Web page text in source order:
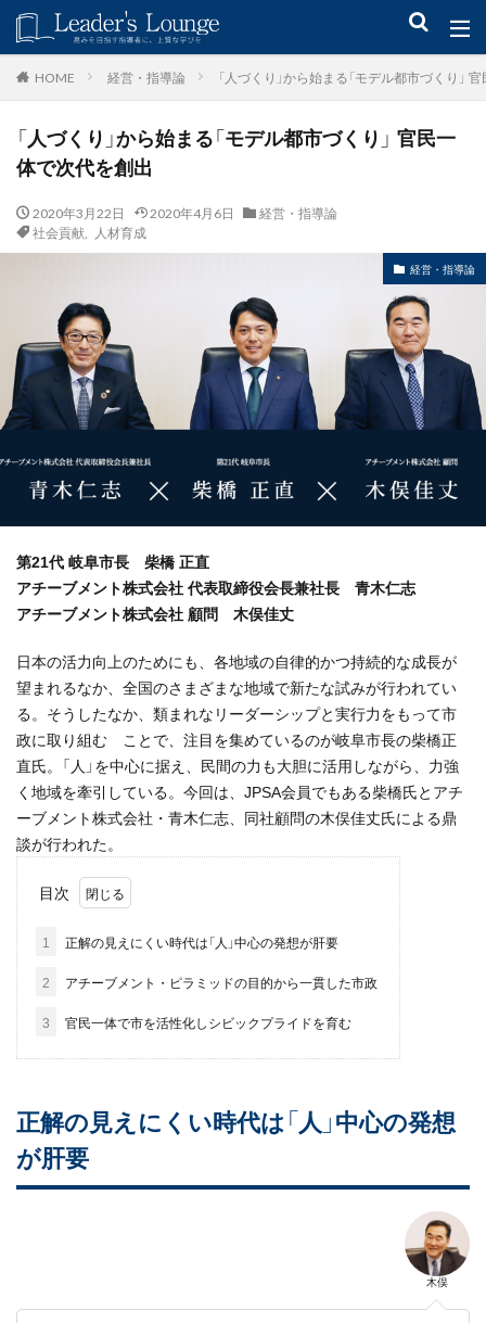
HOME 経営・指導論 「人づくり」から始まる「モデル都市づくり」
「人づくり」から始まる「モデル都市づくり」 官民一
体で次代を創出
2020年3月22日 2020年4月6日
経営・指導論
社会貢献, 人材育成
経営・指導論
第21代 岐阜市長 柴橋 正直
アチーブメント株式会社 代表取締役会長兼社長 青木仁志
アチーブメント株式会社 顧問 木俣佳丈
日本の活力向上のためにも、各地域の自律的かつ持続的な成長が
望まれるなか、全国のさまざまな地域で新たな試みが行われてい
る。そうしたなか、類まれなリーダーシップと実行力をもって市
政に取り組む ことで、注目を集めているのが岐阜市長の柴橋正
直氏。「人」を中心に据え、民間の力も大胆に活用しながら、力強
く地域を牽引している。今回は、JPSA会員でもある柴橋氏とアチ
ーブメント株式会社・青木仁志、同社顧問の木俣佳丈氏による鼎
談が行われた。
目次
1 正解の見えにくい時代は「人」中心の発想が肝要
2 アチーブメント・ピラミッドの目的から一貫した市政
3 官民一体で市を活性化しシビックプライドを育む
正解の見えにくい時代は「人」中心の発想
が肝要
木俣
キーワード
青木仁志 モチベーションアップ 後継者育成 事業承継
新規事業
カテゴリー
タグ
組織力 社会貢献
事業戦略
人材育成
自己管理 夢 日本青年会議所
検索